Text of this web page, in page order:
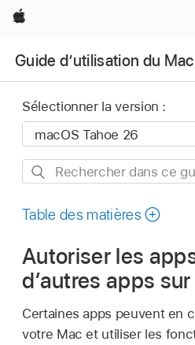
Apple
Guide d’utilisation du Mac
Sélectionner la version :
Rechercher
ce
Table des matières
Autoriser les
d’autres apps
Certaines apps peuvent en
votre Mac et utiliser les